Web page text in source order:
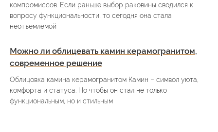
компромиссов. Если раньше выбор раковины сводился к
вопросу функциональности, то сегодня она стала
неотъемлемой
Можно ли облицевать камин керамогранитом,
современное решение
Облицовка камина керамогранитом Камин – символ уюта,
комфорта и статуса. Но чтобы он стал не только
функциональным, но и стильным